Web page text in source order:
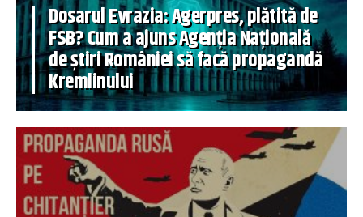
Dosarul Evrazia: Agerpres, plătită de
FSB? Cum a ajuns Agenția Națională
de știri României să facă propagandă
Kremlinului